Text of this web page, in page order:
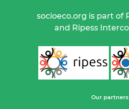
socioeco.org is part of
and Ripess
Our partners